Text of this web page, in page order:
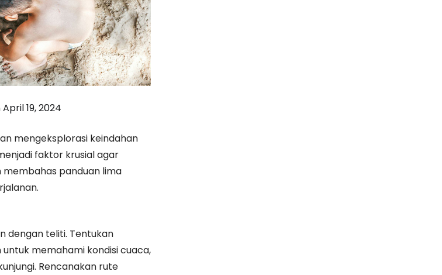
April 19, 2024
mengeksplorasi keindahan
faktor krusial agar
membahas panduan lima
dengan teliti. Tentukan
memahami kondisi cuaca,
Rencanakan rute